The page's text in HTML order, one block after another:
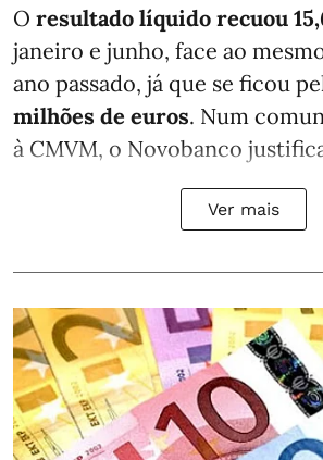
O resultado líquido recuou
janeiro e junho, face ao
ano passado, já que se ficou
milhões de euros. Num
à CMVM, o Novobanco
Ver mais